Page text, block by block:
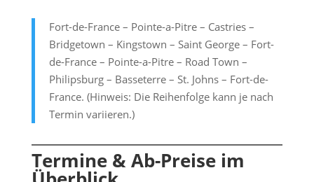
Fort-de-France – Pointe-a-Pitre – Castries –
Bridgetown – Kingstown – Saint George – Fort-
de-France – Pointe-a-Pitre – Road Town –
Philipsburg – Basseterre – St. Johns – Fort-de-
France. (Hinweis: Die Reihenfolge kann je nach
Termin variieren.)
Termine & Ab-Preise im